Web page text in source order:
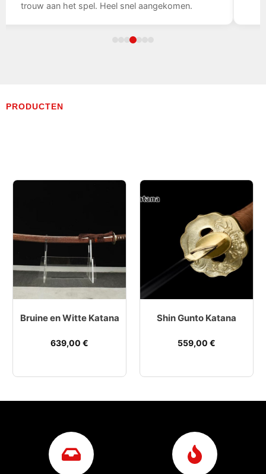
trouw aan het spel. Heel snel aangekomen.
PRODUCTEN
Bruine en Witte Katana
639,00 €
Shin Gunto Katana
559,00 €